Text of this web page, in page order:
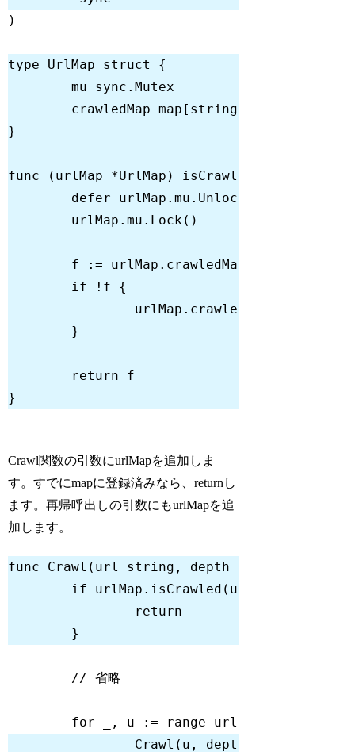
type UrlMap struct
	crawledMap
map [ string
func (urlMap *UrlMap) isCrawled
defer
if
		urlMap.crawledMap[url] =
return
Crawl関数の引数にurlMapを追加しま
す。すでにmapに登録済みなら、returnし
ます。再帰呼出しの引数にもurlMapを追
加します。
func Crawl (url string , depth
if
return
// 省略
for _, u := range
		Crawl(u, depth